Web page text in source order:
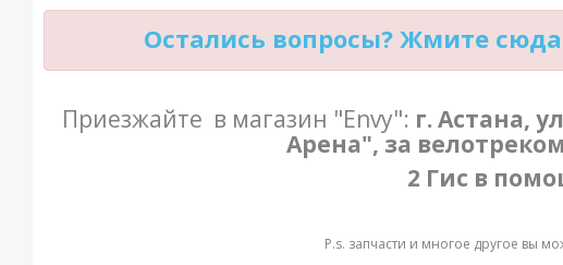
Остались вопросы? Жмите сюда
Приезжайте в магазин "Envy": г. Астана,
Арена", за
2 Гис в
P.s. запчасти и многое другое вы